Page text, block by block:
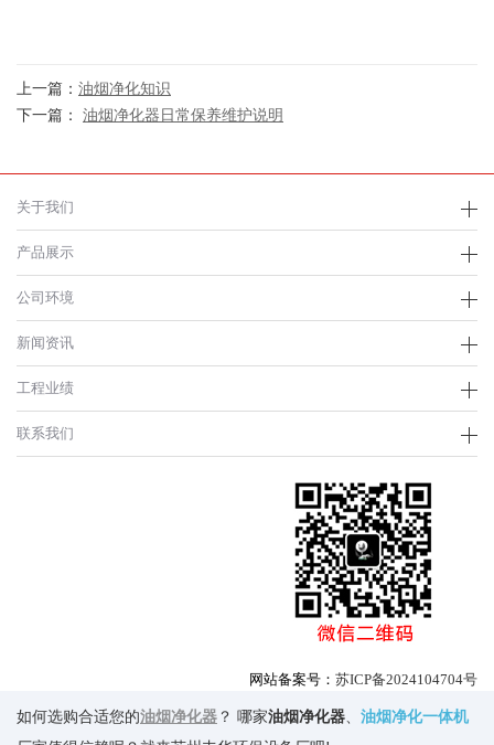
上一篇： 油烟净化知识
下一篇： 油烟净化器日常保养维护说明
关于我们
产品展示
公司环境
新闻资讯
工程业绩
联系我们
网站备案号： 苏ICP备2024104704号
如何选购合适您的油烟净化器 ？ 哪家油烟净化器、 油烟净化一体机